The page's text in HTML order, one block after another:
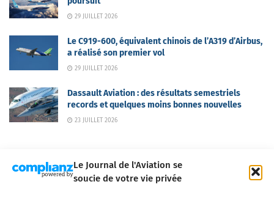
Le Journal de l'Aviation se
soucie de votre vie privée
29 JUILLET 2026
Le C919-600, équivalent chinois de l’A319 d’Airbus,
a réalisé son premier vol
29 JUILLET 2026
Dassault Aviation : des résultats semestriels
records et quelques moins bonnes nouvelles
23 JUILLET 2026